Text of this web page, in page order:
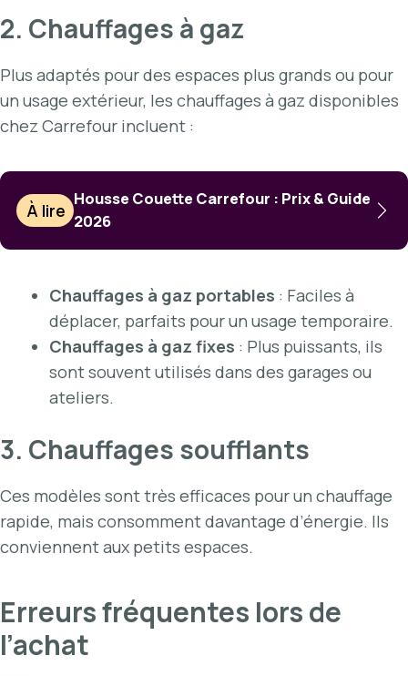
2. Chauffages à gaz
Plus adaptés pour des espaces plus grands ou pour
un usage extérieur, les chauffages à gaz disponibles
chez Carrefour incluent :
À lire
Housse Couette Carrefour : Prix & Guide
2026
Chauffages à gaz portables : Faciles à
déplacer, parfaits pour un usage temporaire.
Chauffages à gaz fixes : Plus puissants, ils
sont souvent utilisés dans des garages ou
ateliers.
3. Chauffages soufflants
Ces modèles sont très efficaces pour un chauffage
rapide, mais consomment davantage d’énergie. Ils
conviennent aux petits espaces.
Erreurs fréquentes lors de
l’achat